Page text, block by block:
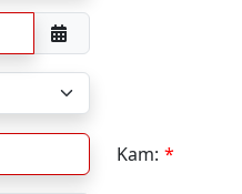
Kam: